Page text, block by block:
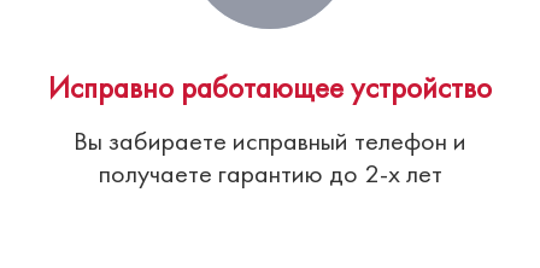
Исправно работающее устройство
Вы забираете исправный телефон и
получаете гарантию до 2-х лет